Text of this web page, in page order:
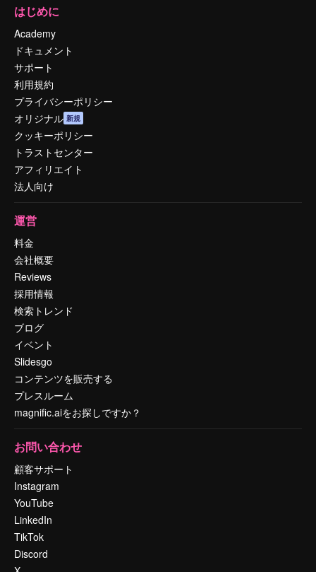
はじめに
Academy
ドキュメント
サポート
利用規約
プライバシーポリシー
オリジナル 新規
クッキーポリシー
トラストセンター
アフィリエイト
法人向け
運営
料金
会社概要
Reviews
採用情報
検索トレンド
ブログ
イベント
Slidesgo
コンテンツを販売する
プレスルーム
magnific.aiをお探しですか？
お問い合わせ
顧客サポート
Instagram
YouTube
LinkedIn
TikTok
Discord